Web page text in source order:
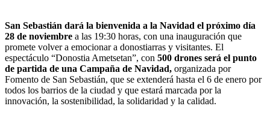
San Sebastián dará la bienvenida a la Navidad el próximo día
28 de noviembre a las 19:30 horas, con una inauguración que
promete volver a emocionar a donostiarras y visitantes. El
espectáculo “Donostia Ametsetan”, con 500 drones será el punto
de partida de una Campaña de Navidad, organizada por
Fomento de San Sebastián, que se extenderá hasta el 6 de enero por
todos los barrios de la ciudad y que estará marcada por la
innovación, la sostenibilidad, la solidaridad y la calidad.